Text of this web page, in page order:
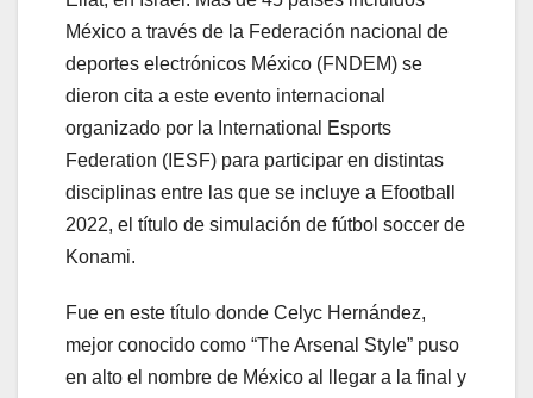
México a través de la Federación nacional de
deportes electrónicos México (FNDEM) se
dieron cita a este evento internacional
organizado por la International Esports
Federation (IESF) para participar en distintas
disciplinas entre las que se incluye a Efootball
2022, el título de simulación de fútbol soccer de
Konami.
Fue en este título donde Celyc Hernández,
mejor conocido como “The Arsenal Style” puso
en alto el nombre de México al llegar a la final y